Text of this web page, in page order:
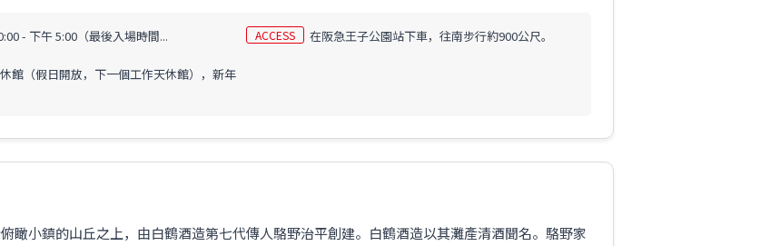
- 下午 5:00（最後入場時間...
館（假日開放，下一個工作天休館），新年
ACCESS 在阪急王子公園站下車，往南步行約900公尺。
瞰小鎮的山丘之上，由白鶴酒造第七代傳人駱野治平創建。白鶴酒造以其灘產清酒聞名。駱野家